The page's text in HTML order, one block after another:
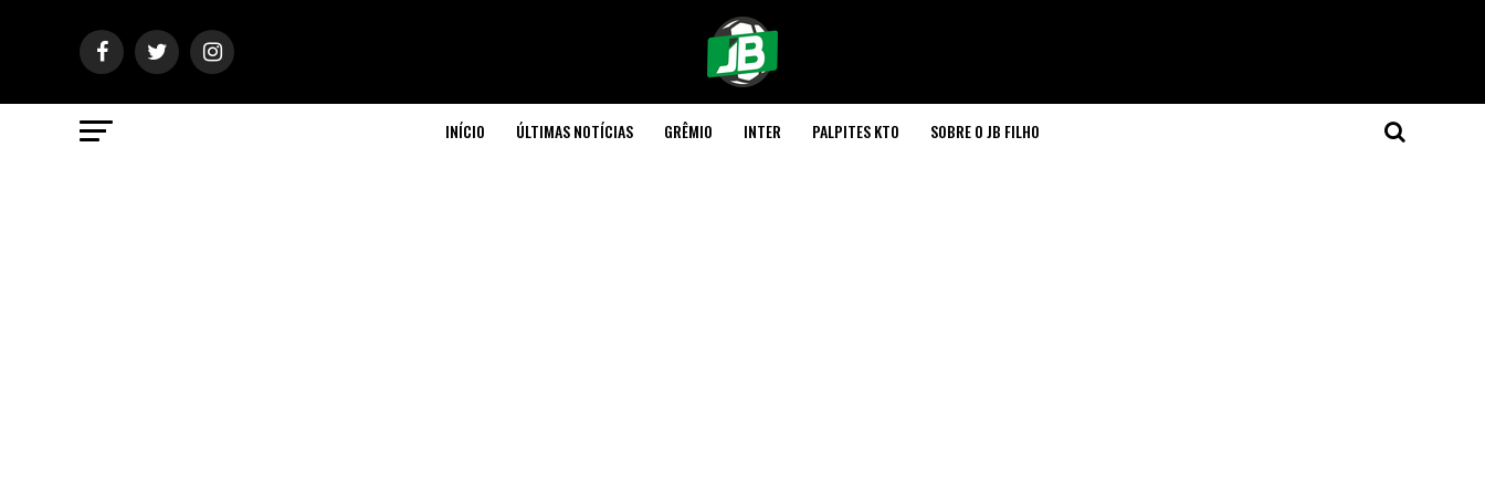
INÍCIO ÚLTIMAS NOTÍCIAS GRÊMIO INTER PALPITES KTO SOBRE O JB FILHO